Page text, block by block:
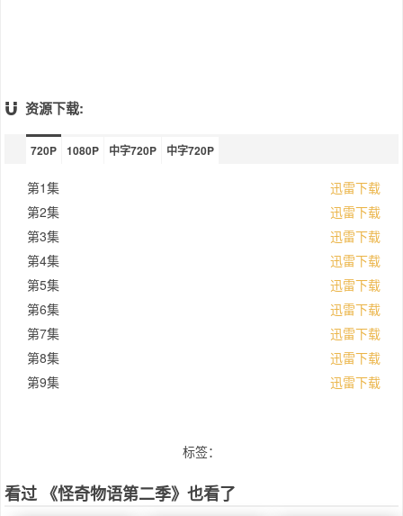
要设法平息事态，保护乔伊斯和孩子们。哈伯
解释，到底什么事情发生了，什么事情没有发
生。他不得不作出妥协，撒一些谎，遮掩一些
事情，这令他很挣扎。” 南希(娜塔莉亚·戴尔
饰)和麦克这对姐弟的心境也有很大变化，两个
各自在上一季失去了一位好友(巴伯和小十
示：“她和麦克是最伤心的人，因为他们都失去
了朋友。他们都需要努力走出来，我们会在第
2季中看到结果。” 第2季最大的变化来自于新
来的一对姐弟比利和麦克斯。麦克斯这个假小
子迅速和几个男孩成为了玩伴，而且还成为了
达斯汀和卢卡斯的梦中情人。比利则是个不太
这样一个角色。” 之前外媒曾曝光过两个新角
色概述中来看，麦克斯是一个顽强自信的13岁
资源下载:
720P 1080P 中字720P 中字720P
第1集
迅雷下载
第2集
迅雷下载
第3集
迅雷下载
第4集
迅雷下载
第5集
迅雷下载
第6集
迅雷下载
第7集
迅雷下载
第8集
迅雷下载
第9集
迅雷下载
标签：
看过 《怪奇物语第二季》也看了